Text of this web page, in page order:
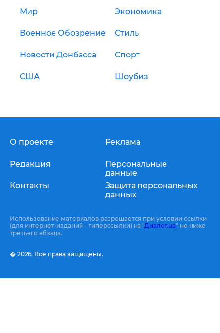
Мир Экономика
Военное Обозрение Стиль
Новости Донбасса Спорт
США Шоубиз
О проекте
Редакция
Контакты
Реклама
Персональные
данные
Защита персональных
данных
Использование материалов разрешается при условии ссылки
(для интернет-изданий - гиперссылки) на "Диалог.ua" не ниже
третьего абзаца.
� 2026, Все права защищены.